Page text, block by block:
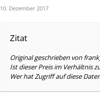
10. Dezember 2017
Zitat
Original geschrieben von
Ist dieser Preis im Verhältnis
Wer hat Zugriff auf diese